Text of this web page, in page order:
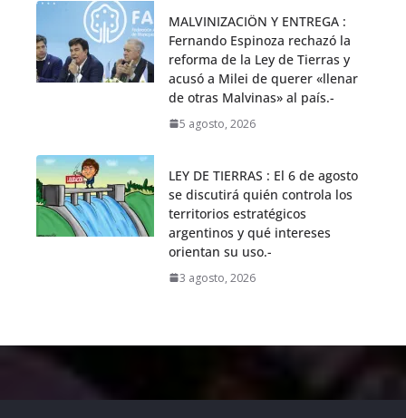
MALVINIZACIÖN Y ENTREGA :
Fernando Espinoza rechazó la
reforma de la Ley de Tierras y
acusó a Milei de querer «llenar
de otras Malvinas» al país.-
5 agosto, 2026
LEY DE TIERRAS : El 6 de agosto
se discutirá quién controla los
territorios estratégicos
argentinos y qué intereses
orientan su uso.-
3 agosto, 2026